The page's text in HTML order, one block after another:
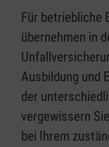
Für betriebliche
übernehmen in
Ausbildung und
der
vergewissern
bei Ihrem